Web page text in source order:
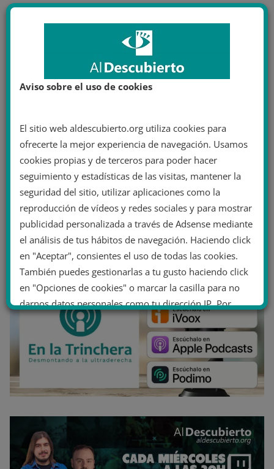
Aviso sobre el uso de cookies
El sitio web aldescubierto.org utiliza cookies para
ofrecerte la mejor experiencia de navegación. Usamos
cookies propias y de terceros para poder hacer
seguimiento y estadísticas de las visitas, mantener la
seguridad del sitio, utilizar aplicaciones como la
reproducción de vídeos y redes sociales y para mostrar
publicidad personalizada a través de Adsense mediante
el análisis de tus hábitos de navegación. Haciendo click
en "Aceptar", consientes el uso de todas las cookies.
También puedes gestionarlas a tu gusto haciendo click
en "Opciones de cookies" o marcar la casilla para no
darnos datos personales como tu dirección IP. Por
último, puedes leer nuestra Política de cookies.
No dar mi información personal
Opciones de cookies Aceptar cookies
Política de cookies